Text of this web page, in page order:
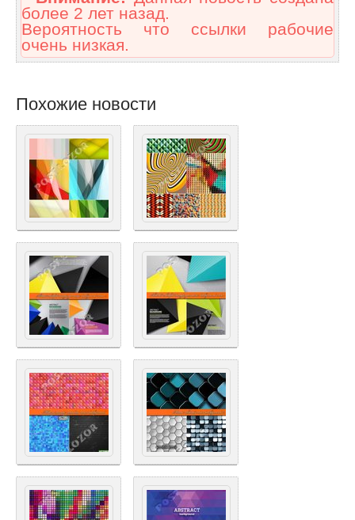
более 2 лет назад.
Вероятность что ссылки рабочие
очень низкая.
Похожие новости